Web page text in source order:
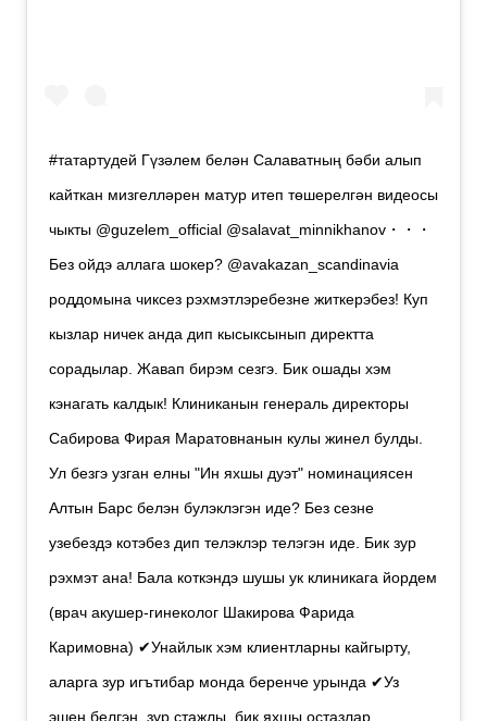
#татартудей Гүзәлем белән Салаватның бәби алып
кайткан мизгелләрен матур итеп төшерелгән видеосы
чыкты @guzelem_official @salavat_minnikhanov・・・
Без ойдэ аллага шокер? @avakazan_scandinavia
роддомына чиксез рэхмэтлэребезне житкерэбез! Куп
кызлар ничек анда дип кысыксынып директта
сорадылар. Жавап бирэм сезгэ. Бик ошады хэм
кэнагать калдык! Клиниканын генераль директоры
Сабирова Фирая Маратовнанын кулы жинел булды.
Ул безгэ узган елны "Ин яхшы дуэт" номинациясен
Алтын Барс белэн булэклэгэн иде? Без сезне
узебездэ котэбез дип телэклэр телэгэн иде. Бик зур
рэхмэт ана! Бала коткэндэ шушы ук клиникага йордем
(врач акушер-гинеколог Шакирова Фарида
Каримовна) ✔Унайлык хэм клиентларны кайгырту,
аларга зур игътибар монда беренче урында ✔Уз
эшен белгэн, зур стажлы, бик яхшы остазлар,